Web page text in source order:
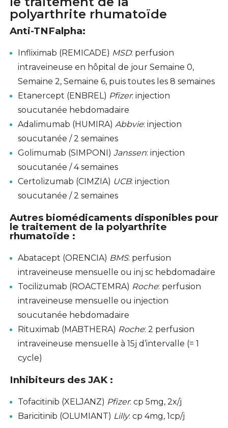
polyarthrite rhumatoïde
Anti-TNFalpha:
Infliximab (REMICADE) MSD: perfusion
intraveineuse en hôpital de jour Semaine 0,
Semaine 2, Semaine 6, puis toutes les 8 semaines
Etanercept (ENBREL) Pfizer: injection
soucutanée hebdomadaire
Adalimumab (HUMIRA) Abbvie: injection
soucutanée / 2 semaines
Golimumab (SIMPONI) Janssen: injection
soucutanée / 4 semaines
Certolizumab (CIMZIA) UCB: injection
soucutanée / 2 semaines
Autres biomédicaments disponibles pour
le traitement de la polyarthrite
rhumatoïde :
Abatacept (ORENCIA) BMS: perfusion
intraveineuse mensuelle ou inj sc hebdomadaire
Tocilizumab (ROACTEMRA) Roche: perfusion
intraveineuse mensuelle ou injection
soucutanée hebdomadaire
Rituximab (MABTHERA) Roche: 2 perfusion
intraveineuse mensuelle à 15j d’intervalle (= 1
cycle)
Inhibiteurs des JAK :
Tofacitinib (XELJANZ) Pfizer: cp 5mg, 2x/j
Baricitinib (OLUMIANT) Lilly: cp 4mg, 1cp/j